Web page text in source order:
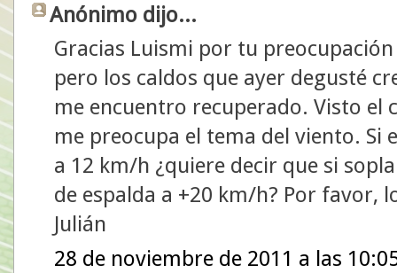
Anónimo dijo...
Gracias Luismi por tu
pero los caldos que ayer degusté
me encuentro recuperado. Visto el
me preocupa el tema del viento. Si
a 12 km/h ¿quiere decir que si
de espalda a +20 km/h? Por favor,
Julián
28 de noviembre de 2011 a las